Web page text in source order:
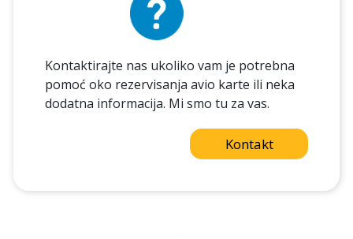
Kontaktirajte nas ukoliko vam je potrebna
pomoć oko rezervisanja avio karte ili neka
dodatna informacija. Mi smo tu za vas.
Kontakt